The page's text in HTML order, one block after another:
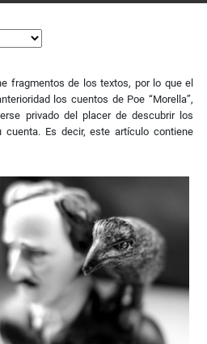
fragmentos de los textos, por lo que el
los cuentos de Poe “Morella”,
privado del placer de descubrir los
Es decir, este artículo contiene